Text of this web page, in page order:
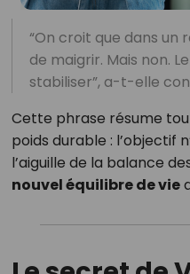
“On croit que dans un
de maigrir. Mais non.
stabiliser”, a-t-elle
Cette phrase résume
poids durable : l’objectif
l’aiguille de la balance
nouvel équilibre de vie